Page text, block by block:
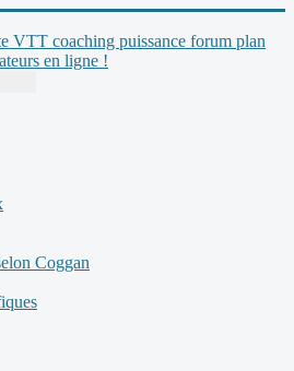
VTT coaching puissance forum plan
en ligne !
Coggan